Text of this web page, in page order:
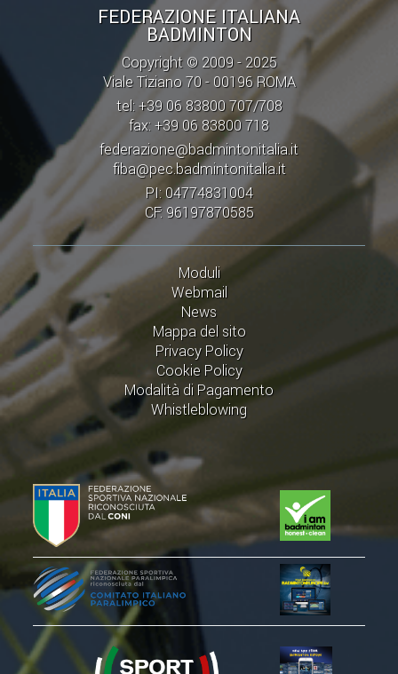
FEDERAZIONE ITALIANA
BADMINTON
Copyright © 2009 - 2025
Viale Tiziano 70 - 00196 ROMA
tel: +39 06 83800 707/708
fax: +39 06 83800 718
federazione@badmintonitalia.it
fiba@pec.badmintonitalia.it
PI: 04774831004
CF: 96197870585
Moduli
Webmail
News
Mappa del sito
Privacy Policy
Cookie Policy
Modalità di Pagamento
Whistleblowing
SCHEDE ATLETI
VOLA CON NOI
CENTRI TECNICI TERRITORIALI
COMMISSIONE ATLETI
TESSERAMENTO
AFFILIAZIONE E TESSERAMENTO
QUOTE E TASSE
CONVENZIONI
ACCEDI AL TESSERAMENTO ON
LINE
ASSICURAZIONE
MODULI
AFFILIARE UN ESD
CALENDARIO
COMUNICATI
ALBO D'ORO CAMPIONATI ITALIANI
CAMPIONATI A SQUADRE
EVENTI INTERNAZIONALI
CLASSIFICHE NAZIONALI